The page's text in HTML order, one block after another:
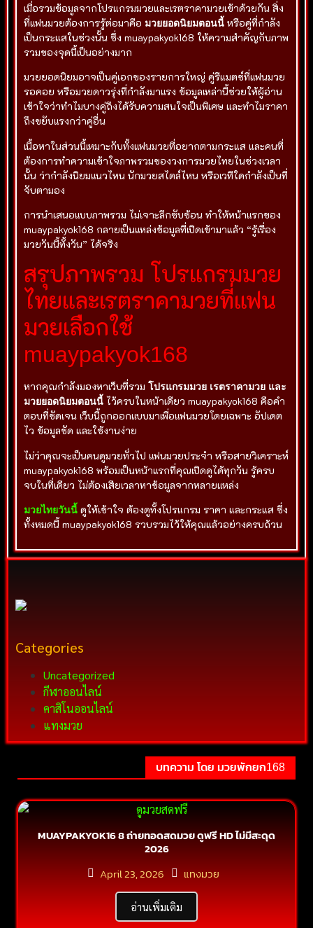
เมื่อรวมข้อมูลจากโปรแกรมมวยและเรตราคามวยเข้าด้วยกัน สิ่ง
ที่แฟนมวยต้องการรู้ต่อมาคือ มวยยอดนิยมตอนนี้ หรือคู่ที่กำลัง
เป็นกระแสในช่วงนั้น ซึ่ง muaypakyok168 ให้ความสำคัญกับภาพ
รวมของจุดนี้เป็นอย่างมาก
มวยยอดนิยมอาจเป็นคู่เอกของรายการใหญ่ คู่รีแมตช์ที่แฟนมวย
รอคอย หรือมวยดาวรุ่งที่กำลังมาแรง ข้อมูลเหล่านี้ช่วยให้ผู้อ่าน
เข้าใจว่าทำไมบางคู่ถึงได้รับความสนใจเป็นพิเศษ และทำไมราคา
ถึงขยับแรงกว่าคู่อื่น
เนื้อหาในส่วนนี้เหมาะกับทั้งแฟนมวยที่อยากตามกระแส และคนที่
ต้องการทำความเข้าใจภาพรวมของวงการมวยไทยในช่วงเวลา
นั้น ว่ากำลังนิยมแนวไหน นักมวยสไตล์ไหน หรือเวทีใดกำลังเป็นที่
จับตามอง
การนำเสนอแบบภาพรวม ไม่เจาะลึกซับซ้อน ทำให้หน้าแรกของ
muaypakyok168 กลายเป็นแหล่งข้อมูลที่เปิดเข้ามาแล้ว “รู้เรื่อง
มวยวันนี้ทั้งวัน” ได้จริง
สรุปภาพรวม โปรแกรมมวย
ไทยและเรตราคามวยที่แฟน
มวยเลือกใช้
muaypakyok168
หากคุณกำลังมองหาเว็บที่รวม โปรแกรมมวย เรตราคามวย และ
มวยยอดนิยมตอนนี้ ไว้ครบในหน้าเดียว muaypakyok168 คือคำ
ตอบที่ชัดเจน เว็บนี้ถูกออกแบบมาเพื่อแฟนมวยโดยเฉพาะ อัปเดต
ไว ข้อมูลชัด และใช้งานง่าย
ไม่ว่าคุณจะเป็นคนดูมวยทั่วไป แฟนมวยประจำ หรือสายวิเคราะห์
muaypakyok168 พร้อมเป็นหน้าแรกที่คุณเปิดดูได้ทุกวัน รู้ครบ
จบในที่เดียว ไม่ต้องเสียเวลาหาข้อมูลจากหลายแหล่ง
มวยไทยวันนี้ ดูให้เข้าใจ ต้องดูทั้งโปรแกรม ราคา และกระแส ซึ่ง
ทั้งหมดนี้ muaypakyok168 รวบรวมไว้ให้คุณแล้วอย่างครบถ้วน
Categories
Uncategorized
กีฬาออนไลน์
คาสิโนออนไลน์
แทงมวย
บทความ โดย มวยพักยก168
MUAYPAKYOK16 8 ถ่ายทอดสดมวย ดูฟรี HD ไม่มีสะดุด
2026
April 23, 2026
แทงมวย
อ่านเพิ่มเติม